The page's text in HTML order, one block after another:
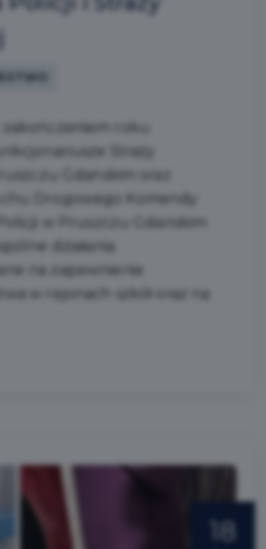
zakończeniem roku
Straży
Gdańskim oraz
Drogowego Komendy
w Pruszczu Gdańskim
działania
na zapewnienie
w rejonach szkół oraz na
18